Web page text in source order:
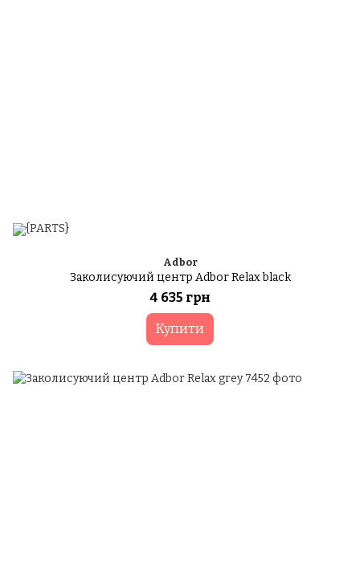
Adbor
Заколисуючий центр Adbor Relax black
4 635 грн
Купити